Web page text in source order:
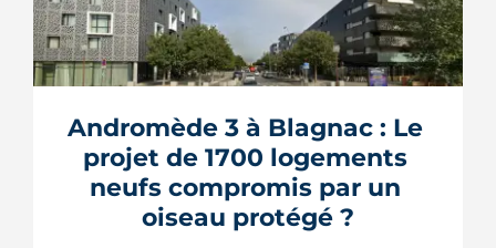
Andromède 3 à Blagnac : Le
projet de 1700 logements
neufs compromis par un
oiseau protégé ?